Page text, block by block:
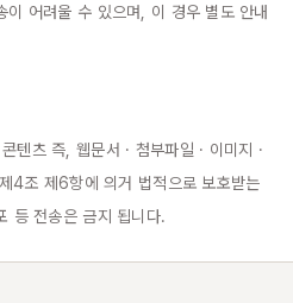
이 어려울 수 있으며, 이 경우 별도 안내
텐츠 즉, 웹문서 · 첨부파일 · 이미지 ·
4조 제6항에 의거 법적으로 보호받는
등 전송은 금지 됩니다.